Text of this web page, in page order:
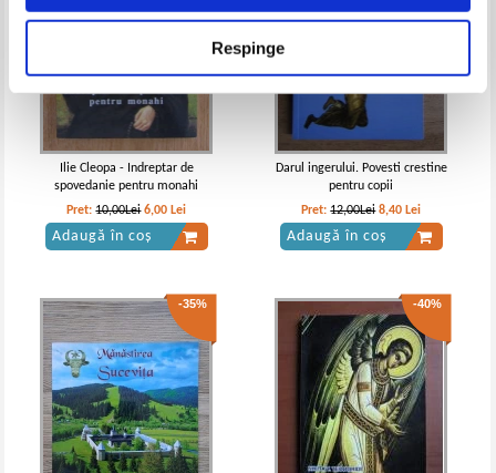
Respinge
Ilie Cleopa - Indreptar de
spovedanie pentru monahi
Pret:10,00Lei 6,00 Lei
Adaugă în coș
Darul ingerului. Povesti crestine
pentru copii
Pret:12,00Lei 8,40 Lei
Adaugă în coș
-35% -40%